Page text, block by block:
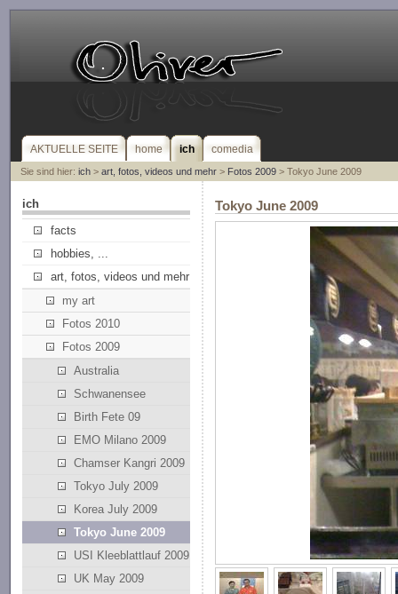
AKTUELLE SEITE home ich comedia
Sie sind hier: ich> art, fotos, videos und mehr> Fotos 2009> Tokyo June 2009
ich
facts
hobbies, ...
art, fotos, videos und mehr
my art
Fotos 2010
Fotos 2009
Australia
Schwanensee
Birth Fete 09
EMO Milano 2009
Chamser Kangri 2009
Tokyo July 2009
Korea July 2009
Tokyo June 2009
USI Kleeblattlauf 2009
UK May 2009
Tokyo June 2009